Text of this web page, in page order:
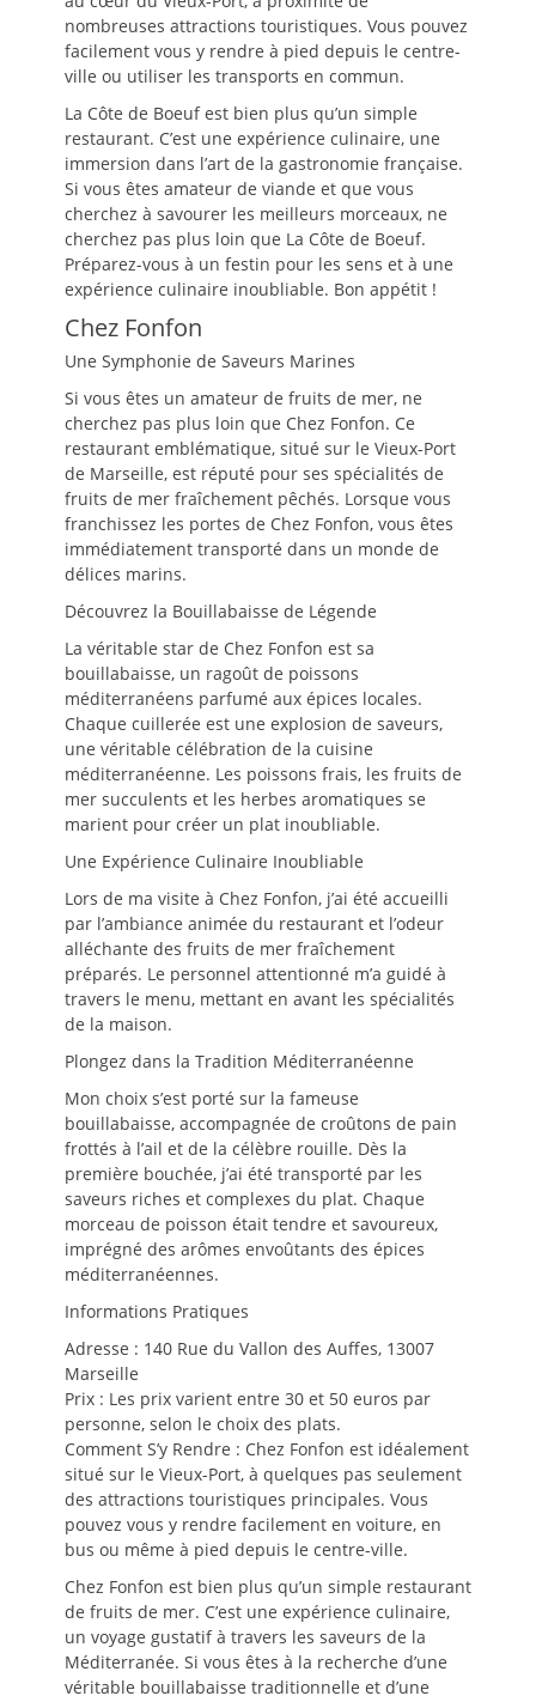
nombreuses attractions touristiques. Vous pouvez
facilement vous y rendre à pied depuis le centre-
ville ou utiliser les transports en commun.
La Côte de Boeuf est bien plus qu’un simple
restaurant. C’est une expérience culinaire, une
immersion dans l’art de la gastronomie française.
Si vous êtes amateur de viande et que vous
cherchez à savourer les meilleurs morceaux, ne
cherchez pas plus loin que La Côte de Boeuf.
Préparez-vous à un festin pour les sens et à une
expérience culinaire inoubliable. Bon appétit !
Chez Fonfon
Une Symphonie de Saveurs Marines
Si vous êtes un amateur de fruits de mer, ne
cherchez pas plus loin que Chez Fonfon. Ce
restaurant emblématique, situé sur le Vieux-Port
de Marseille, est réputé pour ses spécialités de
fruits de mer fraîchement pêchés. Lorsque vous
franchissez les portes de Chez Fonfon, vous êtes
immédiatement transporté dans un monde de
délices marins.
Découvrez la Bouillabaisse de Légende
La véritable star de Chez Fonfon est sa
bouillabaisse, un ragoût de poissons
méditerranéens parfumé aux épices locales.
Chaque cuillerée est une explosion de saveurs,
une véritable célébration de la cuisine
méditerranéenne. Les poissons frais, les fruits de
mer succulents et les herbes aromatiques se
marient pour créer un plat inoubliable.
Une Expérience Culinaire Inoubliable
Lors de ma visite à Chez Fonfon, j’ai été accueilli
par l’ambiance animée du restaurant et l’odeur
alléchante des fruits de mer fraîchement
préparés. Le personnel attentionné m’a guidé à
travers le menu, mettant en avant les spécialités
de la maison.
Plongez dans la Tradition Méditerranéenne
Mon choix s’est porté sur la fameuse
bouillabaisse, accompagnée de croûtons de pain
frottés à l’ail et de la célèbre rouille. Dès la
première bouchée, j’ai été transporté par les
saveurs riches et complexes du plat. Chaque
morceau de poisson était tendre et savoureux,
imprégné des arômes envoûtants des épices
méditerranéennes.
Informations Pratiques
Adresse : 140 Rue du Vallon des Auffes, 13007
Marseille
Prix : Les prix varient entre 30 et 50 euros par
personne, selon le choix des plats.
Comment S’y Rendre : Chez Fonfon est idéalement
situé sur le Vieux-Port, à quelques pas seulement
des attractions touristiques principales. Vous
pouvez vous y rendre facilement en voiture, en
bus ou même à pied depuis le centre-ville.
Chez Fonfon est bien plus qu’un simple restaurant
de fruits de mer. C’est une expérience culinaire,
un voyage gustatif à travers les saveurs de la
Méditerranée. Si vous êtes à la recherche d’une
véritable bouillabaisse traditionnelle et d’une